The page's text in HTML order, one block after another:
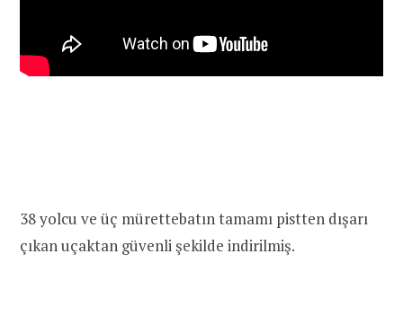
38 yolcu ve üç mürettebatın tamamı pistten dışarı
çıkan uçaktan güvenli şekilde indirilmiş.